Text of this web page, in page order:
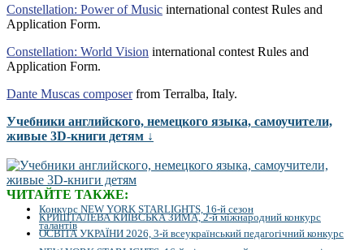
Constellation: Power of Music international contest Rules and
Application Form.
Constellation: World Vision international contest Rules and
Application Form.
Dante Muscas composerfrom Terralba, Italy.
Учебники английского, немецкого языка, самоучители,
живые 3D-книги детям ↓
ЧИТАЙТЕ ТАКЖЕ:
Конкурс NEW YORK STARLIGHTS, 16-й сезон
КРИШТАЛЕВА КИЇВСЬКА ЗИМА, 2-й міжнародний конкурс
талантів
ОСВІТА УКРАЇНИ 2026, 3-й всеукраїнський педагогічний конкурс